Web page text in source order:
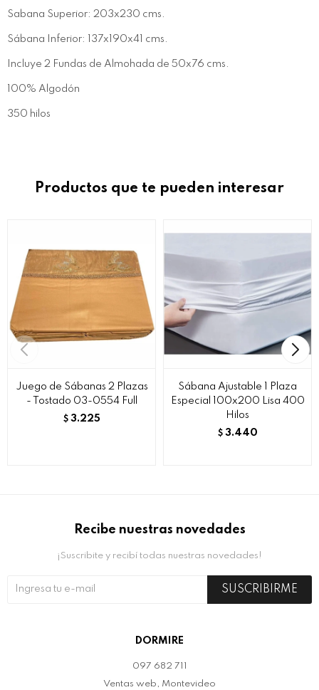
Sabana Superior: 203x230 cms.
Sábana Inferior: 137x190x41 cms.
Incluye 2 Fundas de Almohada de 50x76 cms.
100% Algodón
350 hilos
Productos que te pueden interesar
Juego de Sábanas 2 Plazas
- Tostado 03-0554 Full
$ 3.225
Sábana Ajustable 1 Plaza
Especial 100x200 Lisa 400
Hilos
$ 3.440
DORMIRE
097 682 711
Ventas web, Montevideo
Recibe nuestras novedades
¡Suscribite y recibí todas nuestras novedades!
SUSCRIBIRME